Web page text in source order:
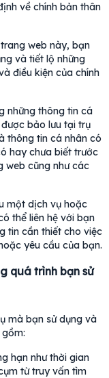
về chính bản thân
web này, bạn
và tiết lộ những
điều kiện của chính
những thông tin cá
bảo lưu tại trụ
thông tin cá nhân có
hay chưa biết trước
web cũng như các
một dịch vụ hoặc
thể liên hệ với bạn
tin cần thiết cho việc
yêu cầu của bạn.
quá trình bạn sử
mà bạn sử dụng và
hạn như thời gian
từ truy vấn tìm